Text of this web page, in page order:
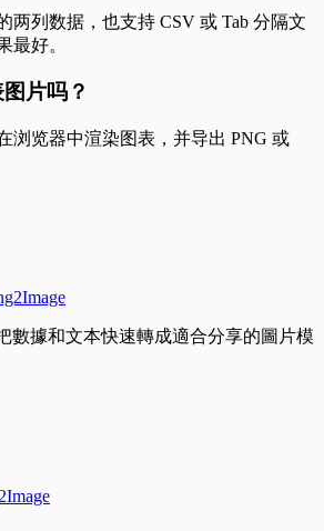
两列数据，也支持 CSV 或 Tab 分隔文
最好。
片吗？
浏览器中渲染图表，并导出 PNG 或
數據和文本快速轉成適合分享的圖片模